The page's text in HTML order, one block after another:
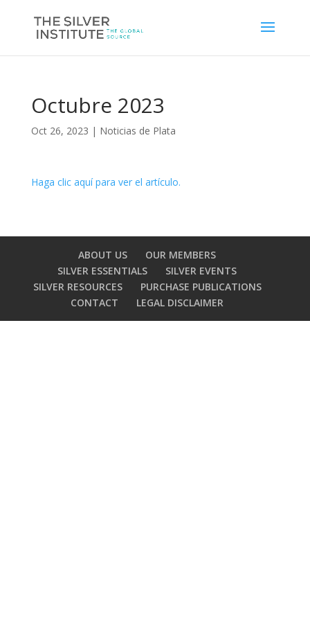
Octubre 2023
Oct 26, 2023 | Noticias de Plata
Haga clic aquí para ver el artículo.
ABOUT US
OUR MEMBERS
SILVER ESSENTIALS
SILVER EVENTS
SILVER RESOURCES
PURCHASE PUBLICATIONS
CONTACT
LEGAL DISCLAIMER